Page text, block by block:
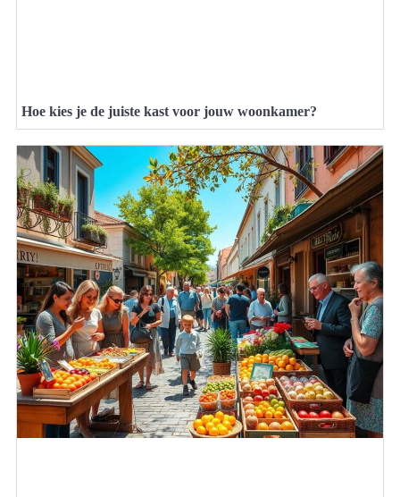
Hoe kies je de juiste kast voor jouw woonkamer?